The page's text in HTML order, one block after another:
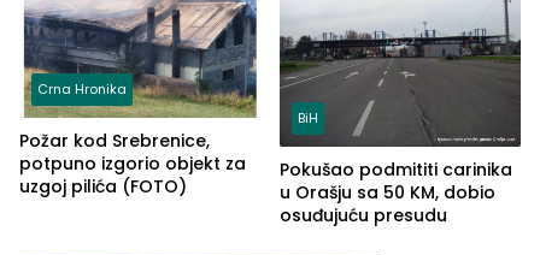
Crna Hronika
Požar kod Srebrenice,
potpuno izgorio objekt za
uzgoj pilića (FOTO)
BiH
Pokušao podmititi carinika
u Orašju sa 50 KM, dobio
osuđujuću presudu